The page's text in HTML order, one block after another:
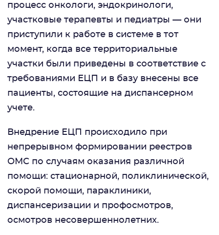
процесс онкологи, эндокринологи,
участковые терапевты и педиатры — они
приступили к работе в системе в тот
момент, когда все территориальные
участки были приведены в соответствие с
требованиями ЕЦП и в базу внесены все
пациенты, состоящие на диспансерном
учете.
Внедрение ЕЦП происходило при
непрерывном формировании реестров
ОМС по случаям оказания различной
помощи: стационарной, поликлинической,
скорой помощи, параклиники,
диспансеризации и профосмотров,
осмотров несовершеннолетних.